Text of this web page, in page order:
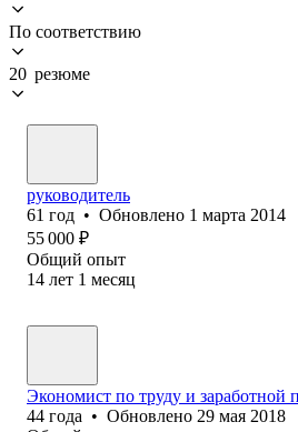
По соответствию
20 резюме
руководитель
61 год • Обновлено 1 марта 2014
55 000 ₽
Общий опыт
14 лет 1 месяц
Экономист по труду и заработной
44 года • Обновлено 29 мая 2018